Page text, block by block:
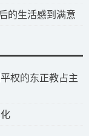
的生活感到满意
权的东正教占主